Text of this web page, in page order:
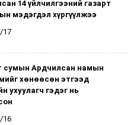
14 үйлчилгээний газарт
мэдэгдэл хүргүүлжээ
17
сумын Ардчилсан намын
хөнөөсөн этгээд
ухуулагч гэдэг нь
16